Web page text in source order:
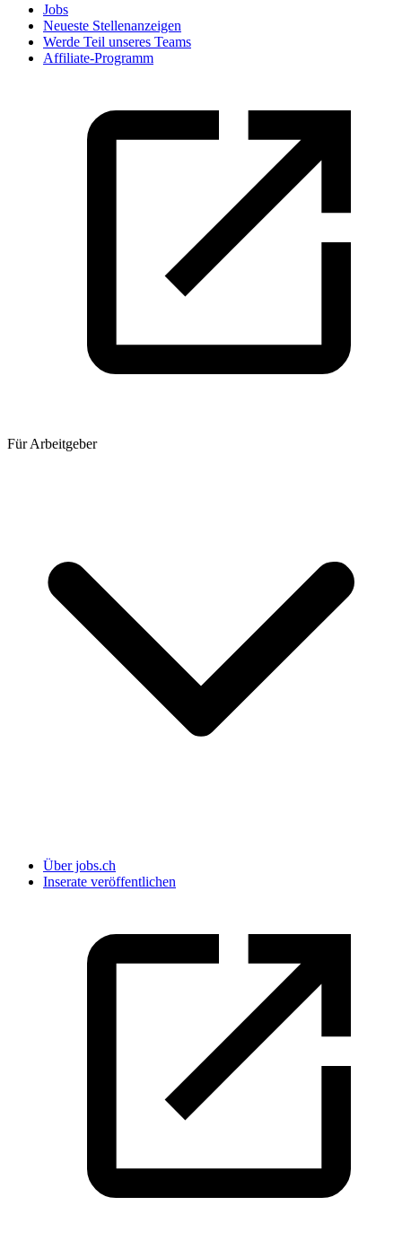
Jobs
Neueste Stellenanzeigen
Werde Teil unseres Teams
Affiliate-Programm
Für Arbeitgeber
Über jobs.ch
Inserate veröffentlichen